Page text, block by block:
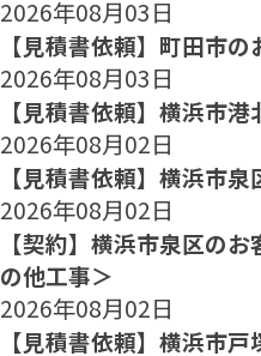
2026年08月03日
【見積書依頼】町田市の
2026年08月03日
【見積書依頼】横浜市
2026年08月02日
【見積書依頼】横浜市
2026年08月02日
【契約】横浜市泉区の
の他工事＞
2026年08月02日
【見積書依頼】横浜市